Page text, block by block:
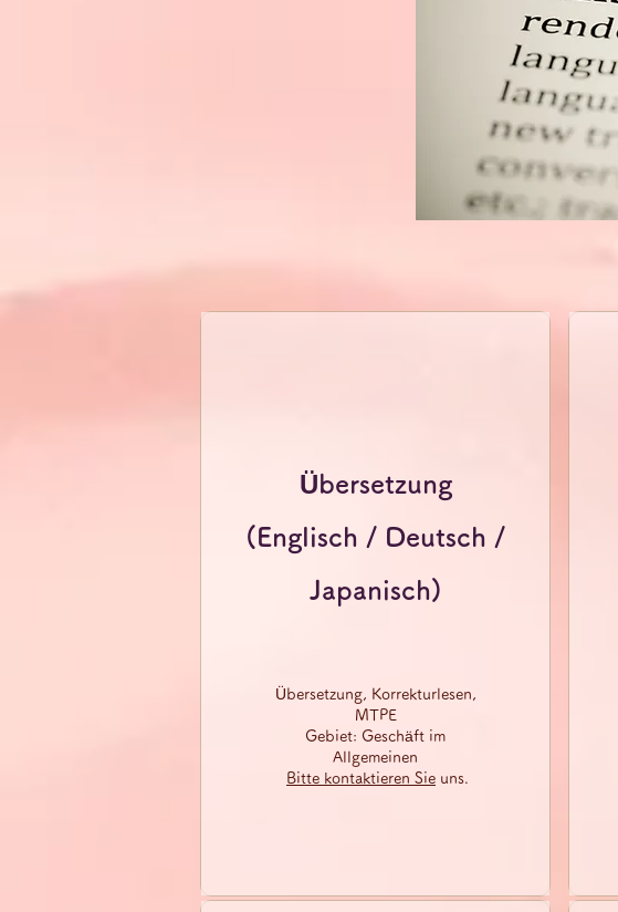
Übersetzung
(Englisch / Deutsch /
Japanisch)
Übersetzung, Korrekturlesen,
MTPE
Gebiet:​ Geschäft im
Allgemeinen
Bitte kontaktieren Sie uns.